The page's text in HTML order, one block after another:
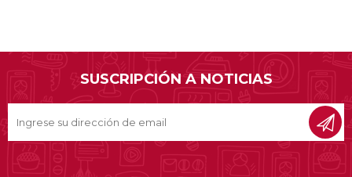
SUSCRIPCIÓN A NOTICIAS